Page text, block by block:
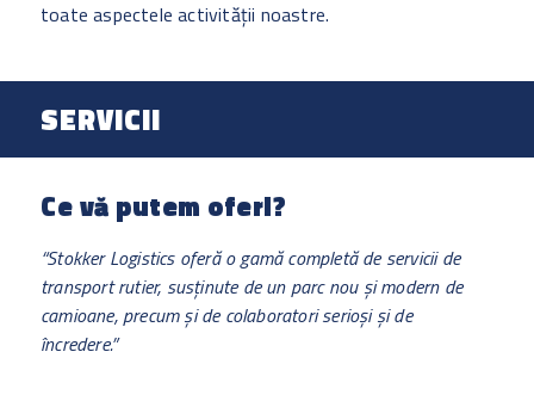
toate aspectele activității noastre.
SERVICII
Ce vă putem oferi?
“Stokker Logistics oferă o gamă completă de servicii de
transport rutier, susținute de un parc nou și modern de
camioane, precum și de colaboratori serioși și de
încredere.”